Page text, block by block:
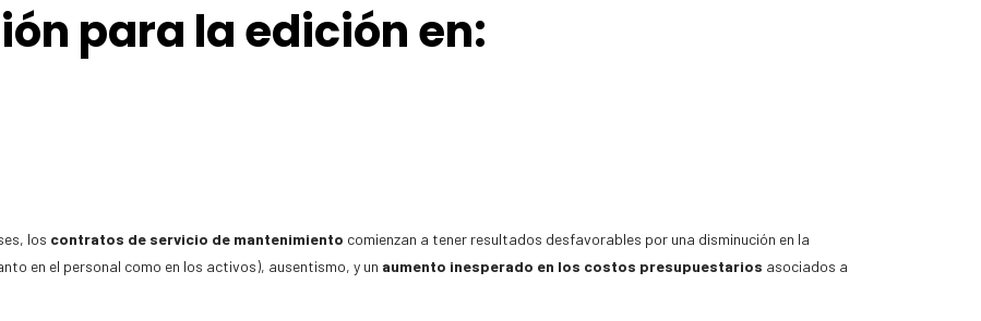
para la edición en:
los contratos de servicio de mantenimiento comienzan a tener resultados desfavorables por una disminución en la
en el personal como en los activos), ausentismo, y un aumento inesperado en los costos presupuestarios asociados a